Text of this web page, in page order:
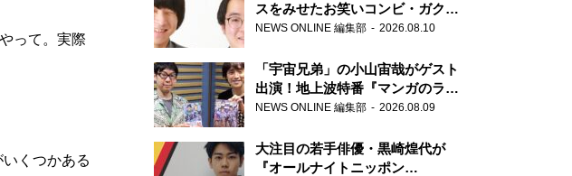
って。実際
くつかある
スをみせたお笑いコンビ・ガクヅ
ケが満を持して『オールナイトニ
NEWS ONLINE 編集部 2026.08.10
「宇宙兄弟」の小山宙哉がゲスト
出演！地上波特番『マンガのラジ
オ 宇宙兄弟スペシャル 』
NEWS ONLINE 編集部 2026.08.09
大注目の若手俳優・黒崎煌代が
『オールナイトニッポン